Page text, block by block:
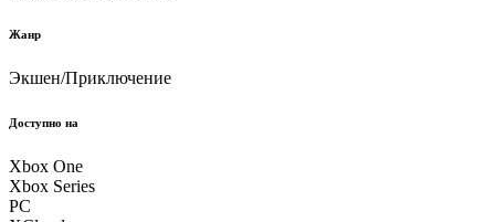
Жанр
Экшен/Приключение
Доступно на
Xbox One
Xbox Series
PC